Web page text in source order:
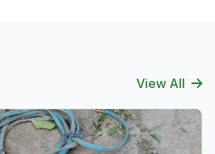
View All